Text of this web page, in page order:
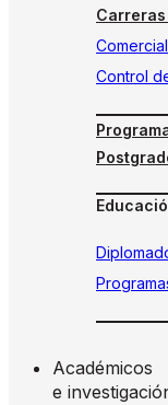
Comercial
Control
Académicos
e